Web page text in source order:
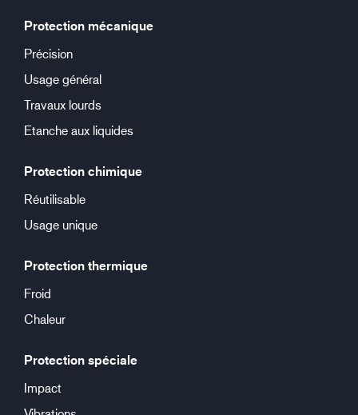
Protection mécanique
Précision
Usage général
Travaux lourds
Etanche aux liquides
Protection chimique
Réutilisable
Usage unique
Protection thermique
Froid
Chaleur
Protection spéciale
Impact